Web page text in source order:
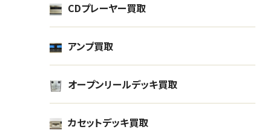
ギター Mosrite モズライト The
Ventures Model
CDプレーヤー買取
アンプ買取
オープンリールデッキ買取
カセットデッキ買取